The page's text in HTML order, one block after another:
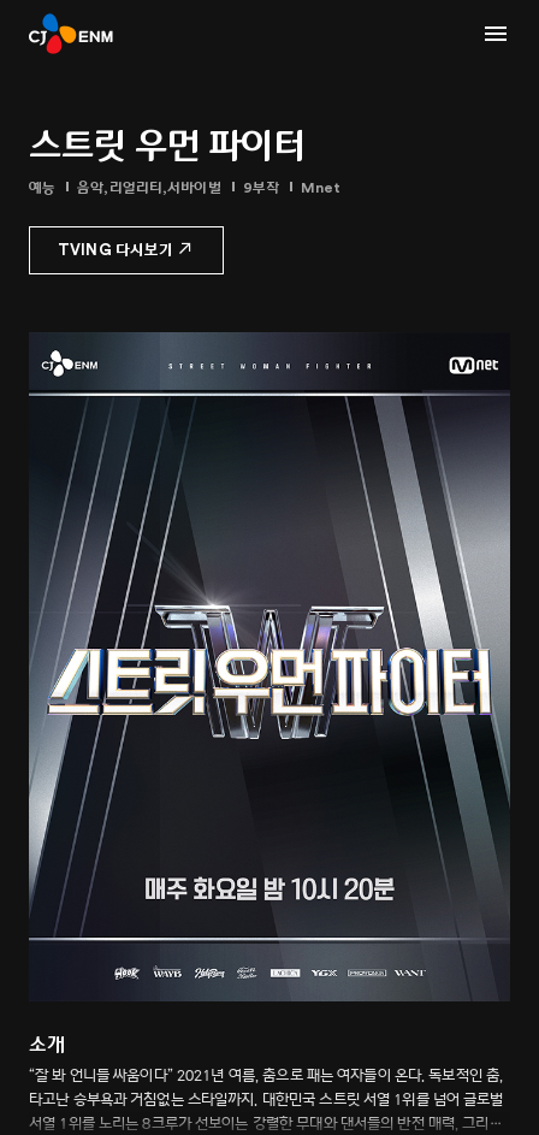
스트릿 우먼 파이터
예능 음악,리얼리티,서바이벌 9부작 Mnet
TVING 다시보기
소개
“잘 봐 언니들 싸움이다” 2021년 여름, 춤으로 패는 여자들이 온다. 독보적인 춤,
타고난 승부욕과 거침없는 스타일까지. 대한민국 스트릿 서열 1위를 넘어 글로벌
서열 1위를 노리는 8크루가 선보이는 강렬한 무대와 댄서들의 반전 매력, 그리고